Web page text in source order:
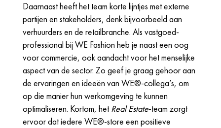
Daarnaast heeft het team korte lijntjes met externe
partijen en stakeholders, denk bijvoorbeeld aan
verhuurders en de retailbranche. Als vastgoed-
professional bij WE Fashion heb je naast een oog
voor commercie, ook aandacht voor het menselijke
aspect van de sector. Zo geef je graag gehoor aan
de ervaringen en ideeën van WE®-collega’s, om
op die manier hun werkomgeving te kunnen
optimaliseren. Kortom, het Real Estate-team zorgt
ervoor dat iedere WE®-store een positieve